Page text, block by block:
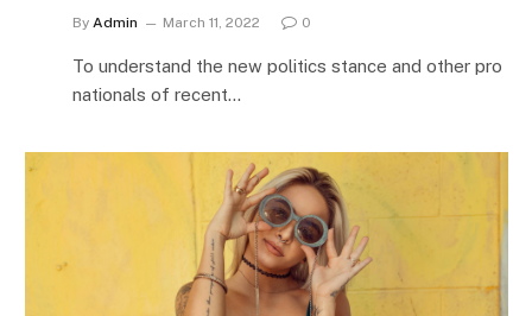
By Admin March 11, 2022 0
To understand the new politics stance and other pro
nationals of recent…